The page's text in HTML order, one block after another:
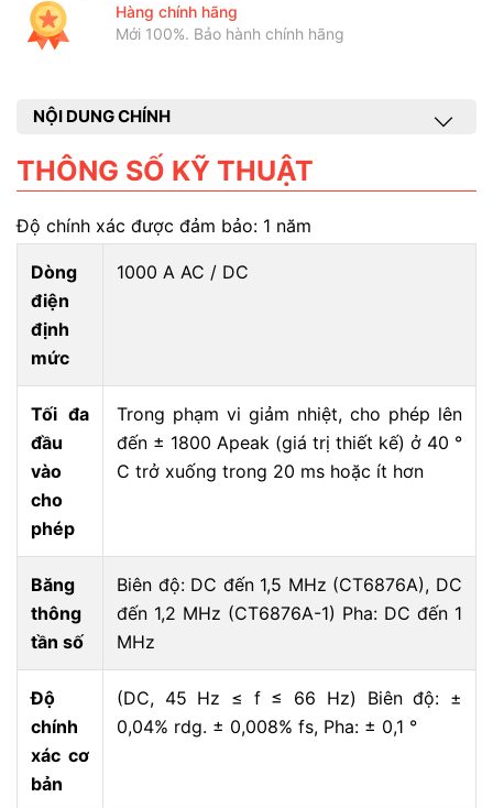
Hàng chính hãng
Mới 100%. Bảo hành chính hãng
NỘI DUNG CHÍNH
THÔNG SỐ KỸ THUẬT
Độ chính xác được đảm bảo: 1 năm
Dòng
điện
định
mức
1000 A AC / DC
Tối đa
đầu
vào
cho
phép
Trong phạm vi giảm nhiệt, cho phép lên
đến ± 1800 Apeak (giá trị thiết kế) ở 40 °
C trở xuống trong 20 ms hoặc ít hơn
Băng
thông
tần số
Biên độ: DC đến 1,5 MHz (CT6876A), DC
đến 1,2 MHz (CT6876A-1) Pha: DC đến 1
MHz
Độ
chính
xác cơ
bản
(DC, 45 Hz ≤ f ≤ 66 Hz) Biên độ: ±
0,04% rdg. ± 0,008% fs, Pha: ± 0,1 °